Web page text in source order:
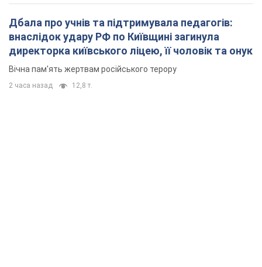
Дбала про учнів та підтримувала педагогів:
внаслідок удару РФ по Київщині загинула
директорка київського ліцею, її чоловік та онук
Вічна пам'ять жертвам російського терору
2 часа назад 12,8 т.